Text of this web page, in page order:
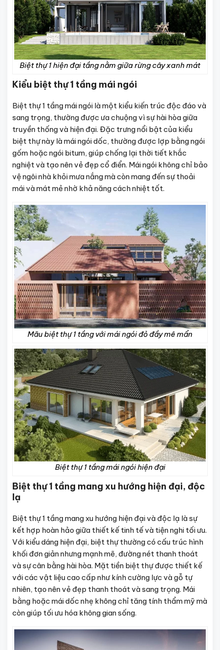
Biệt thự 1 hiện đại tầng nằm giữa rừng cây xanh mát
Kiểu biệt thự 1 tầng mái ngói
Biệt thự 1 tầng mái ngói là một kiểu kiến trúc độc đáo và
sang trọng, thường được ưa chuộng vì sự hài hòa giữa
truyền thống và hiện đại. Đặc trưng nổi bật của kiểu
biệt thự này là mái ngói dốc, thường được lợp bằng ngói
gốm hoặc ngói bitum, giúp chống lại thời tiết khắc
nghiệt và tạo nên vẻ đẹp cổ điển. Mái ngói không chỉ bảo
vệ ngôi nhà khỏi mưa nắng mà còn mang đến sự thoải
mái và mát mẻ nhờ khả năng cách nhiệt tốt.
Mãu biệt thự 1 tầng với mái ngói đỏ đầy mê mẩn
Biệt thự 1 tầng mái ngói hiện đại
Biệt thự 1 tầng mang xu hướng hiện đại, độc
lạ
Biệt thự 1 tầng mang xu hướng hiện đại và độc lạ là sự
kết hợp hoàn hảo giữa thiết kế tinh tế và tiện nghi tối ưu.
Với kiểu dáng hiện đại, biệt thự thường có cấu trúc hình
khối đơn giản nhưng mạnh mẽ, đường nét thanh thoát
và sự cân bằng hài hòa. Mặt tiền biệt thự được thiết kế
với các vật liệu cao cấp như kính cường lực và gỗ tự
nhiên, tạo nên vẻ đẹp thanh thoát và sang trọng. Mái
bằng hoặc mái dốc nhẹ không chỉ tăng tính thẩm mỹ mà
còn giúp tối ưu hóa không gian sống.